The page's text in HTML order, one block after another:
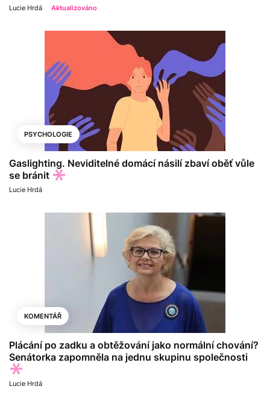
Lucie Hrdá Aktualizováno
PSYCHOLOGIE
Gaslighting. Neviditelné domácí násilí zbaví oběť vůle
se bránit
Lucie Hrdá
KOMENTÁŘ
Plácání po zadku a obtěžování jako normální chování?
Senátorka zapomněla na jednu skupinu společnosti
Lucie Hrdá